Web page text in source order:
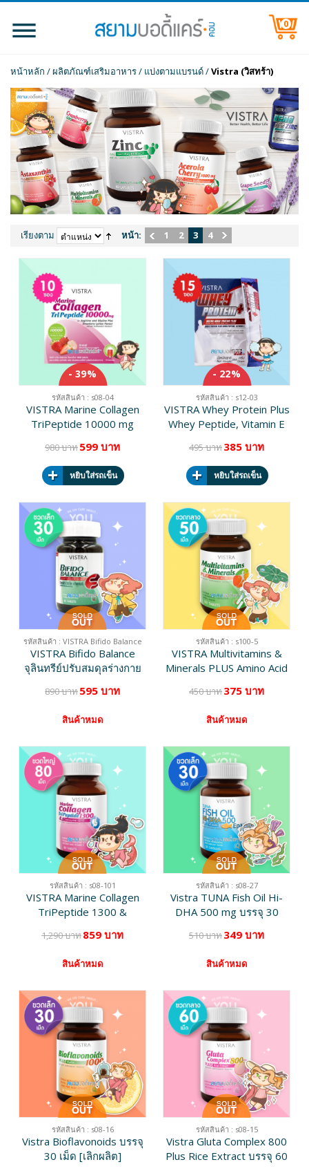
0
หน้าหลัก /ผลิตภัณฑ์เสริมอาหาร/ แบ่งตามแบรนด์/Vistra (วิสทร้า)
เรียงตาม หน้า: 1 2 3 4
- 39%
รหัสสินค้า : s08-04
VISTRA Marine Collagen
TriPeptide 10000 mg
บรรจุ 10 ซอง
980 บาท599 บาท
หยิบใส่รถเข็น
- 22%
รหัสสินค้า : s12-03
VISTRA Whey Protein Plus
Whey Peptide, Vitamin E
495 บาท385 บาท
หยิบใส่รถเข็น
รหัสสินค้า : VISTRA Bifido Balance
VISTRA Bifido Balance
จุลินทรีย์ปรับสมดุลร่างกาย
890 บาท595 บาท
สินค้าหมด
รหัสสินค้า : s100-5
VISTRA Multivitamins &
Minerals PLUS Amino Acid
450 บาท375 บาท
สินค้าหมด
รหัสสินค้า : s08-101
VISTRA Marine Collagen
TriPeptide 1300 &
เม็ด [เลิกผลิต]
1,290 บาท859 บาท
สินค้าหมด
รหัสสินค้า : s08-27
Vistra TUNA Fish Oil Hi-
DHA 500 mg บรรจุ 30
510 บาท349 บาท
สินค้าหมด
รหัสสินค้า : s08-16
Vistra Bioflavonoids บรรจุ
30 เม็ด [เลิกผลิต]
รหัสสินค้า : s08-15
Vistra Gluta Complex 800
Plus Rice Extract บรรจุ 60